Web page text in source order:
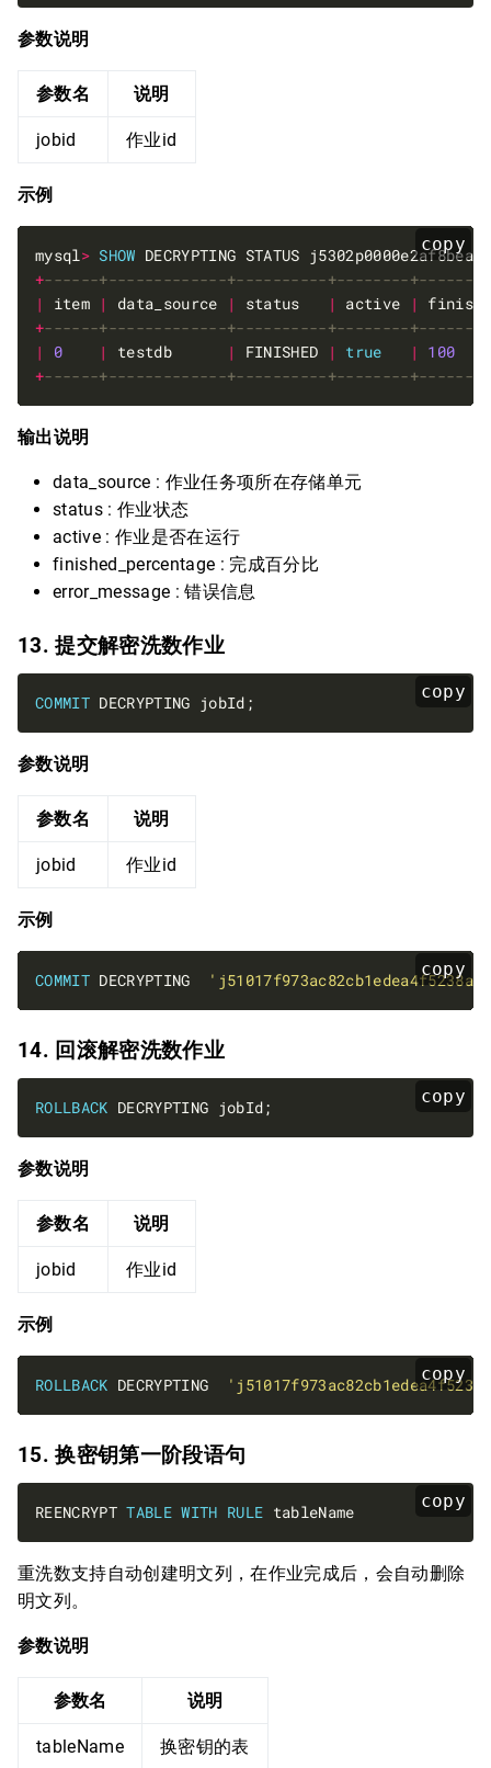
参数说明
参数名 说明
jobid 作业id
示例
copy
mysql> SHOW
+
|
item | data_source | status | active |
+
|
0 | testdb | FINISHED | true |
100
+
输出说明
data_source : 作业任务项所在存储单元
status : 作业状态
active : 作业是否在运行
finished_percentage : 完成百分比
error_message : 错误信息
13. 提交解密洗数作业
copy
COMMIT
参数说明
参数名 说明
jobid 作业id
示例
copy
COMMIT DECRYPTING
14. 回滚解密洗数作业
copy
ROLLBACK
参数说明
参数名 说明
jobid 作业id
示例
copy
ROLLBACK DECRYPTING
15. 换密钥第一阶段语句
copy
REENCRYPT TABLE WITH RULE
重洗数支持自动创建明文列，在作业完成后，会自动删除
明文列。
参数说明
参数名 说明
tableName 换密钥的表